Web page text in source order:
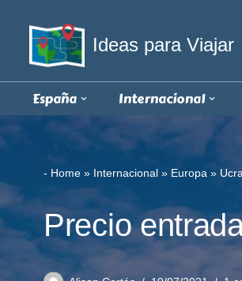
Saltar
contenido
Ideas para Viajar
España Internacional
- Home » Internacional » Europa »
Precio